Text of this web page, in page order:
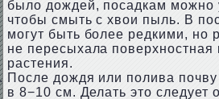
было дождей, посадкам можно
чтобы смыть с хвои пыль. В
могут быть более редкими, но
не пересыхала поверхностная
растения.
После дождя или полива
в 8−10 см. Делать это следует